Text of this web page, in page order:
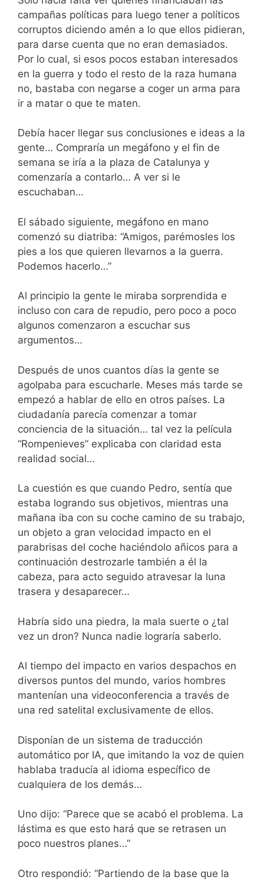
campañas políticas para luego tener a políticos
corruptos diciendo amén a lo que ellos pidieran,
para darse cuenta que no eran demasiados.
Por lo cual, si esos pocos estaban interesados
en la guerra y todo el resto de la raza humana
no, bastaba con negarse a coger un arma para
ir a matar o que te maten.
Debía hacer llegar sus conclusiones e ideas a la
gente… Compraría un megáfono y el fin de
semana se iría a la plaza de Catalunya y
comenzaría a contarlo… A ver si le
escuchaban…
El sábado siguiente, megáfono en mano
comenzó su diatriba: “Amigos, parémosles los
pies a los que quieren llevarnos a la guerra.
Podemos hacerlo…”
Al principio la gente le miraba sorprendida e
incluso con cara de repudio, pero poco a poco
algunos comenzaron a escuchar sus
argumentos…
Después de unos cuantos días la gente se
agolpaba para escucharle. Meses más tarde se
empezó a hablar de ello en otros países. La
ciudadanía parecía comenzar a tomar
conciencia de la situación… tal vez la película
“Rompenieves” explicaba con claridad esta
realidad social…
La cuestión es que cuando Pedro, sentía que
estaba logrando sus objetivos, mientras una
mañana iba con su coche camino de su trabajo,
un objeto a gran velocidad impacto en el
parabrisas del coche haciéndolo añicos para a
continuación destrozarle también a él la
cabeza, para acto seguido atravesar la luna
trasera y desaparecer…
Habría sido una piedra, la mala suerte o ¿tal
vez un dron? Nunca nadie lograría saberlo.
Al tiempo del impacto en varios despachos en
diversos puntos del mundo, varios hombres
mantenían una videoconferencia a través de
una red satelital exclusivamente de ellos.
Disponían de un sistema de traducción
automático por IA, que imitando la voz de quien
hablaba traducía al idioma específico de
cualquiera de los demás…
Uno dijo: “Parece que se acabó el problema. La
lástima es que esto hará que se retrasen un
poco nuestros planes…”
Otro respondió: “Partiendo de la base que la